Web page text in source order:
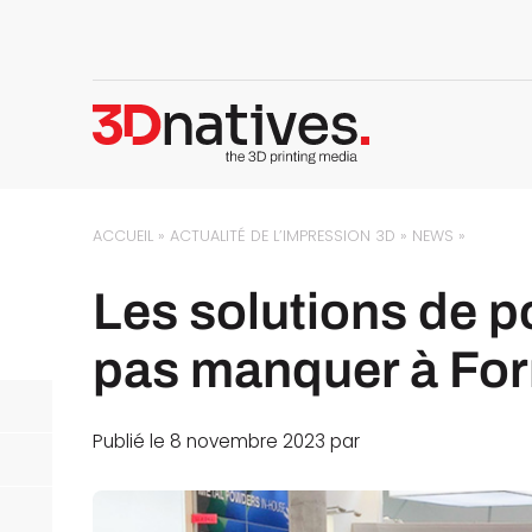
ACCUEIL »ACTUALITÉ DE L’IMPRESSION 3D » NEWS »
Les solutions de
pas manquer à
Publié le 8 novembre 2023 par